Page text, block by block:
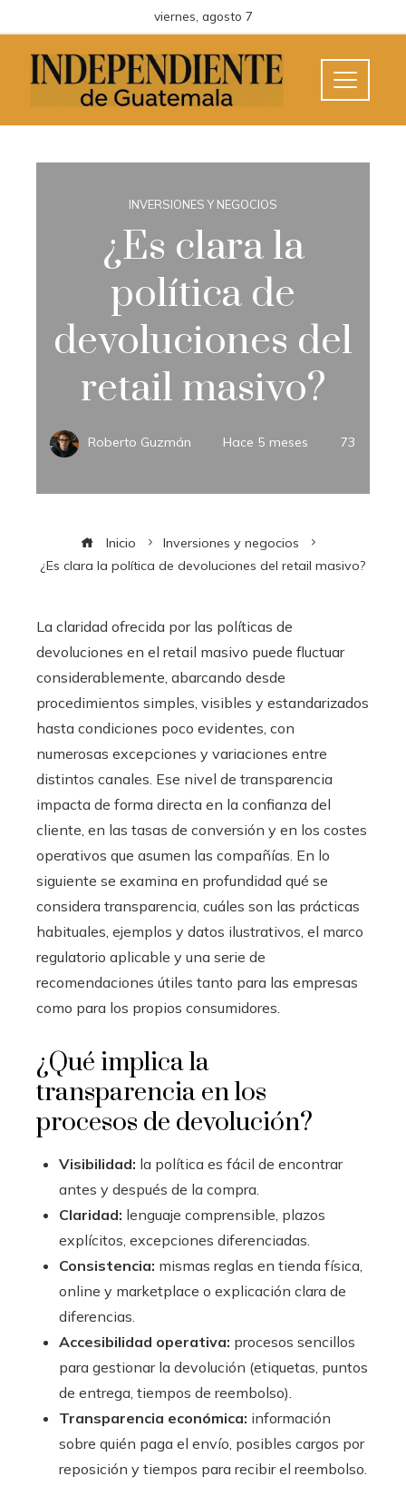
viernes, agosto 7
INVERSIONES Y NEGOCIOS
¿Es clara la
política de
devoluciones del
retail masivo?
Roberto Guzmán Hace 5 meses 73
Inicio
Inversiones y negocios
¿Es clara la política de devoluciones del retail masivo?
La claridad ofrecida por las políticas de
devoluciones en el retail masivo puede fluctuar
considerablemente, abarcando desde
procedimientos simples, visibles y estandarizados
hasta condiciones poco evidentes, con
numerosas excepciones y variaciones entre
distintos canales. Ese nivel de transparencia
impacta de forma directa en la confianza del
cliente, en las tasas de conversión y en los costes
operativos que asumen las compañías. En lo
siguiente se examina en profundidad qué se
considera transparencia, cuáles son las prácticas
habituales, ejemplos y datos ilustrativos, el marco
regulatorio aplicable y una serie de
recomendaciones útiles tanto para las empresas
como para los propios consumidores.
¿Qué implica la
transparencia en los
procesos de devolución?
Visibilidad: la política es fácil de encontrar
antes y después de la compra.
Claridad: lenguaje comprensible, plazos
explícitos, excepciones diferenciadas.
Consistencia: mismas reglas en tienda física,
online y marketplace o explicación clara de
diferencias.
Accesibilidad operativa: procesos sencillos
para gestionar la devolución (etiquetas, puntos
de entrega, tiempos de reembolso).
Transparencia económica: información
sobre quién paga el envío, posibles cargos por
reposición y tiempos para recibir el reembolso.